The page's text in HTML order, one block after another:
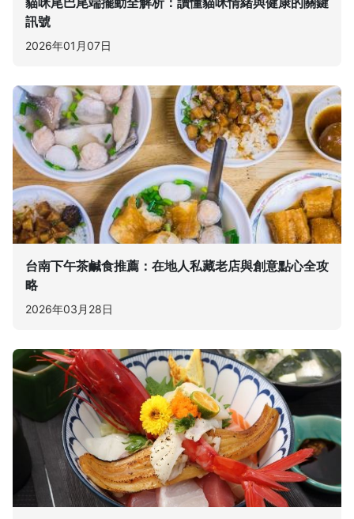
訊號
2026年01月07日
台南下午茶鹹食推薦：在地人私藏老店與創意點心全攻
略
2026年03月28日